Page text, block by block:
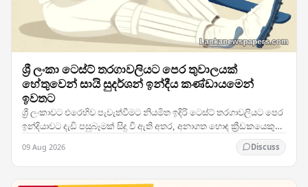
ශ්‍රී ලංකා ටෙස්ට් තරගාවලියට පෙර තුවාලයක්
හේතුවෙන් සායි සුදර්ශන් ඉන්දීය කණ්ඩායමෙන්
ඉවතට
ශ්‍රී ලංකාවට එරෙහිව පැවැත්වීමට නියමිත ඉදිරි ටෙස්ට් තරගාවලියට පෙර
ඉන්දියාවට දැඩි පසුබෑමක් සිදු වී ඇති අතර, අනාගත හොඳ ක්‍රීඩකයෙකු
09 Aug 2026 Discuss